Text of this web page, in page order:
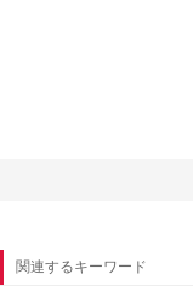
関連するキーワード